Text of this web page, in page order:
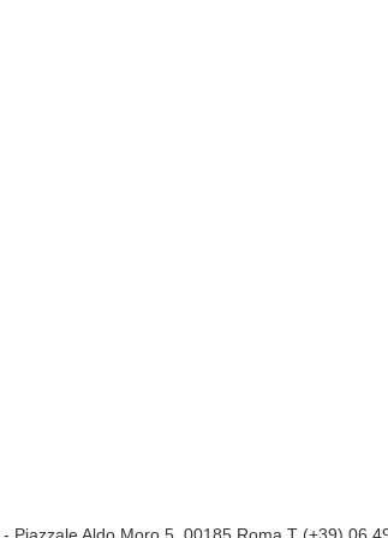
- Piazzale Aldo Moro 5, 00185 Roma T (+39) 06